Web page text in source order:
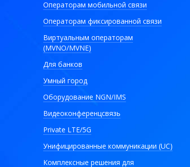
Операторам мобильной связи
Операторам фиксированной связи
Виртуальным операторам
(MVNO/MVNE)
Для банков
Умный город
Оборудование NGN/IMS
Видеоконференцсвязь
Private LTE/5G
Унифицированные коммуникации (UC)
Комплексные решения для